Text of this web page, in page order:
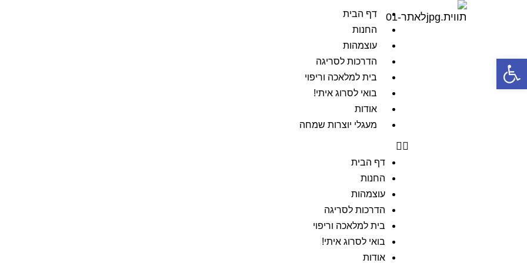
דף הבית
החנות
עוצמהות
הדרכות לסריגה
בית למלאכה וריפוי
בואי לסרוג איתי!
אודות
מעגלי יוצרות שמחה
דף הבית
החנות
עוצמהות
הדרכות לסריגה
בית למלאכה וריפוי
בואי לסרוג איתי!
אודות
פתח סרגל נגישות